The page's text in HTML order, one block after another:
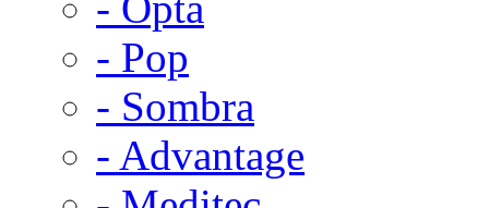
- Pop
- Sombra
- Advantage